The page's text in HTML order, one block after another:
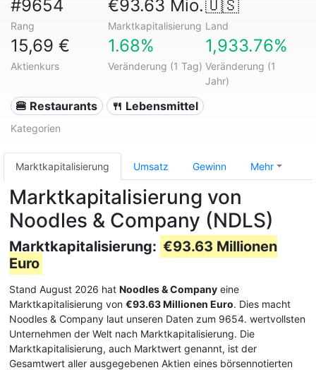
#9654
Rang
€93.63 Mio.
Marktkapitalisierung
🇺🇸
Land
15,69 €
Aktienkurs
1.68%
Veränderung (1 Tag)
1,933.76%
Veränderung (1
Jahr)
🍔 Restaurants 🍴 Lebensmittel
Kategorien
Marktkapitalisierung Umsatz Gewinn Mehr
Marktkapitalisierung von
Noodles & Company (NDLS)
Marktkapitalisierung: €93.63 Millionen
Euro
Stand August 2026 hat Noodles & Company eine
Marktkapitalisierung von €93.63 Millionen Euro. Dies macht
Noodles & Company laut unseren Daten zum 9654. wertvollsten
Unternehmen der Welt nach Marktkapitalisierung. Die
Marktkapitalisierung, auch Marktwert genannt, ist der
Gesamtwert aller ausgegebenen Aktien eines börsennotierten